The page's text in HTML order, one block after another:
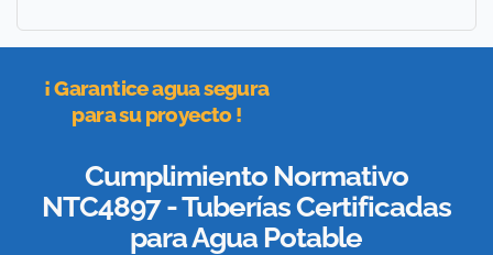
¡ Garantice agua segura
para su proyecto !
Cumplimiento Normativo
NTC4897 - Tuberías Certificadas
para Agua Potable